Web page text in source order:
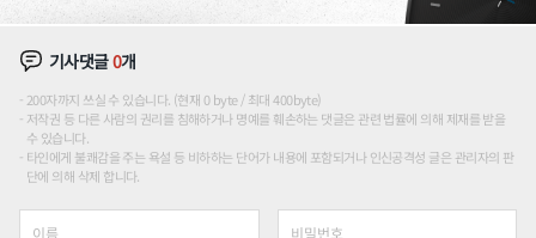
기사댓글0개
200자까지 쓰실 수 있습니다. (현재 0 byte / 최대 400byte)
저작권 등 다른 사람의 권리를 침해하거나 명예를 훼손하는 댓글은 관련 법률에 의해 제재를 받을
수 있습니다.
타인에게 불쾌감을 주는 욕설 등 비하하는 단어가 내용에 포함되거나 인신공격성 글은 관리자의 판
단에 의해 삭제 합니다.